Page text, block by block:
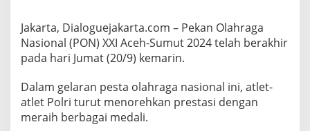
i
a
n
O
:
S
Jakarta, Dialoguejakarta.com – Pekan Olahraga
Nasional (PON) XXI Aceh-Sumut 2024 telah berakhir
pada hari Jumat (20/9) kemarin.
Dalam gelaran pesta olahraga nasional ini, atlet-
atlet Polri turut menorehkan prestasi dengan
meraih berbagai medali.